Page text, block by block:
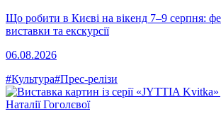
Що робити в Києві на вікенд 7–9 серпня:
виставки та екскурсії
06.08.2026
#Культура#Прес-релізи